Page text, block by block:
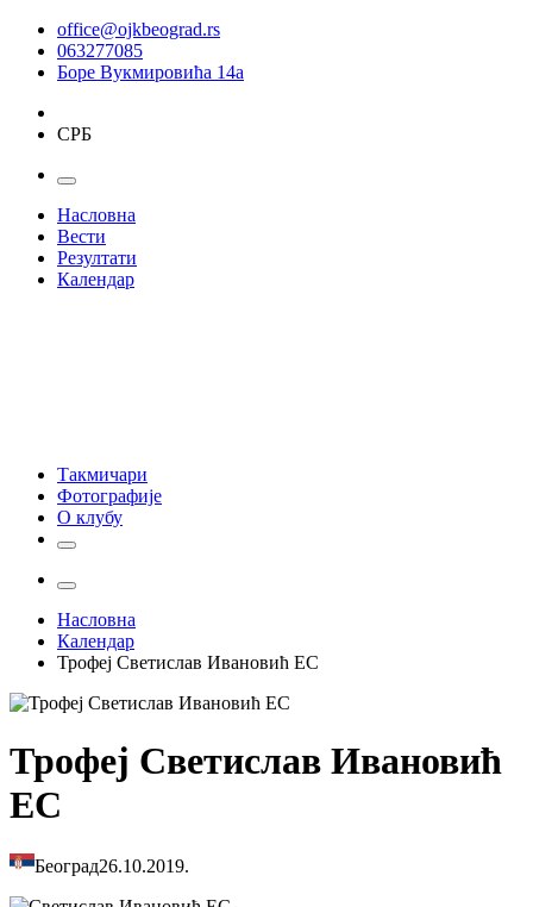
office@ojkbeograd.rs
063277085
Боре Вукмировића 14а
СРБ
Насловна
Вести
Резултати
Календар
Такмичари
Фотографије
О клубу
Насловна
Календар
Трофеј Светислав Ивановић ЕС
Трофеј Светислав Ивановић
ЕС
Београд26.10.2019.